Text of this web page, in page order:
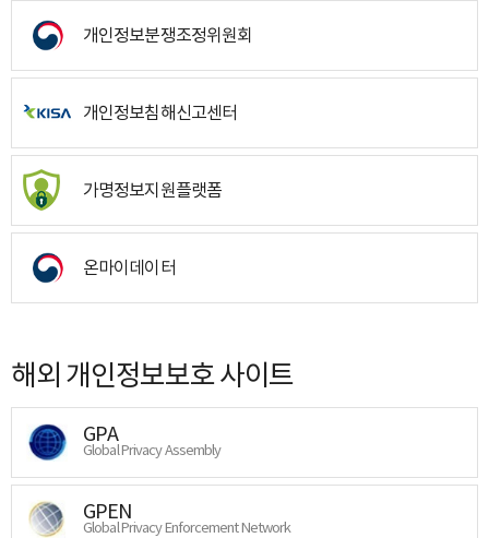
개인정보분쟁조정위원회
개인정보침해신고센터
가명정보지원플랫폼
온마이데이터
해외 개인정보보호 사이트
GPA
Global Privacy Assembly
GPEN
Global Privacy Enforcement Network